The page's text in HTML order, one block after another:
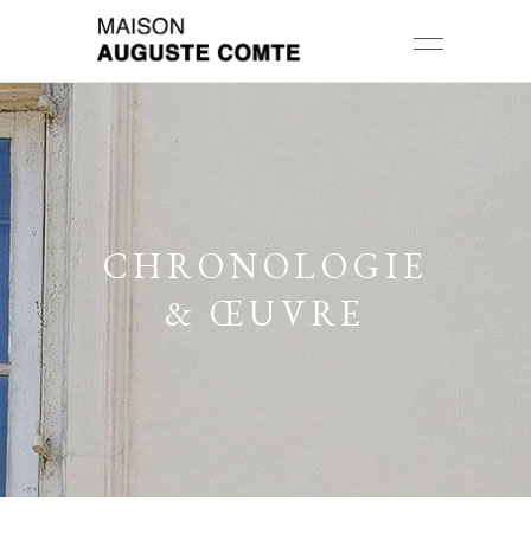
CHRONOLOGIE
& ŒUVRE